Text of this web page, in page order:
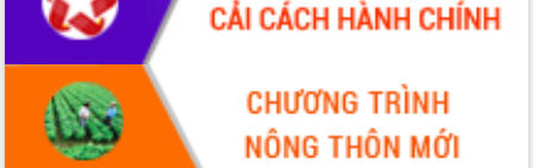
Xã Ea Phê gắn cải cách hành chính với
chuyển đổi số
Phó Chủ tịch Thường trực UBND tỉnh
Hồ Thị Nguyên Thảo làm việc tại Trung
tâm Phục vụ hành chính công xã Ea